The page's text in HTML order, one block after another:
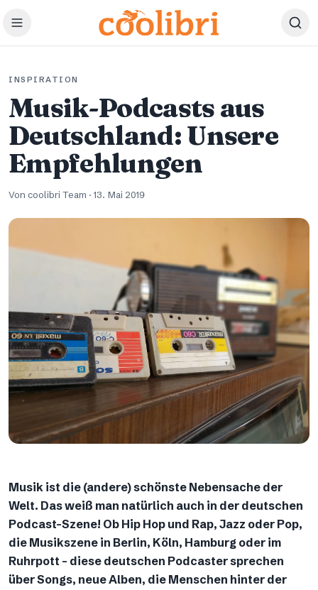
Zum Hauptinhalt springen
INSPIRATION
Musik-Podcasts aus
Deutschland: Unsere
Empfehlungen
Von coolibri Team ·13. Mai 2019
Musik ist die (andere) schönste Nebensache der
Welt. Das weiß man natürlich auch in der deutschen
Podcast-Szene! Ob Hip Hop und Rap, Jazz oder Pop,
die Musikszene in Berlin, Köln, Hamburg oder im
Ruhrpott – diese deutschen Podcaster sprechen
über Songs, neue Alben, die Menschen hinter der